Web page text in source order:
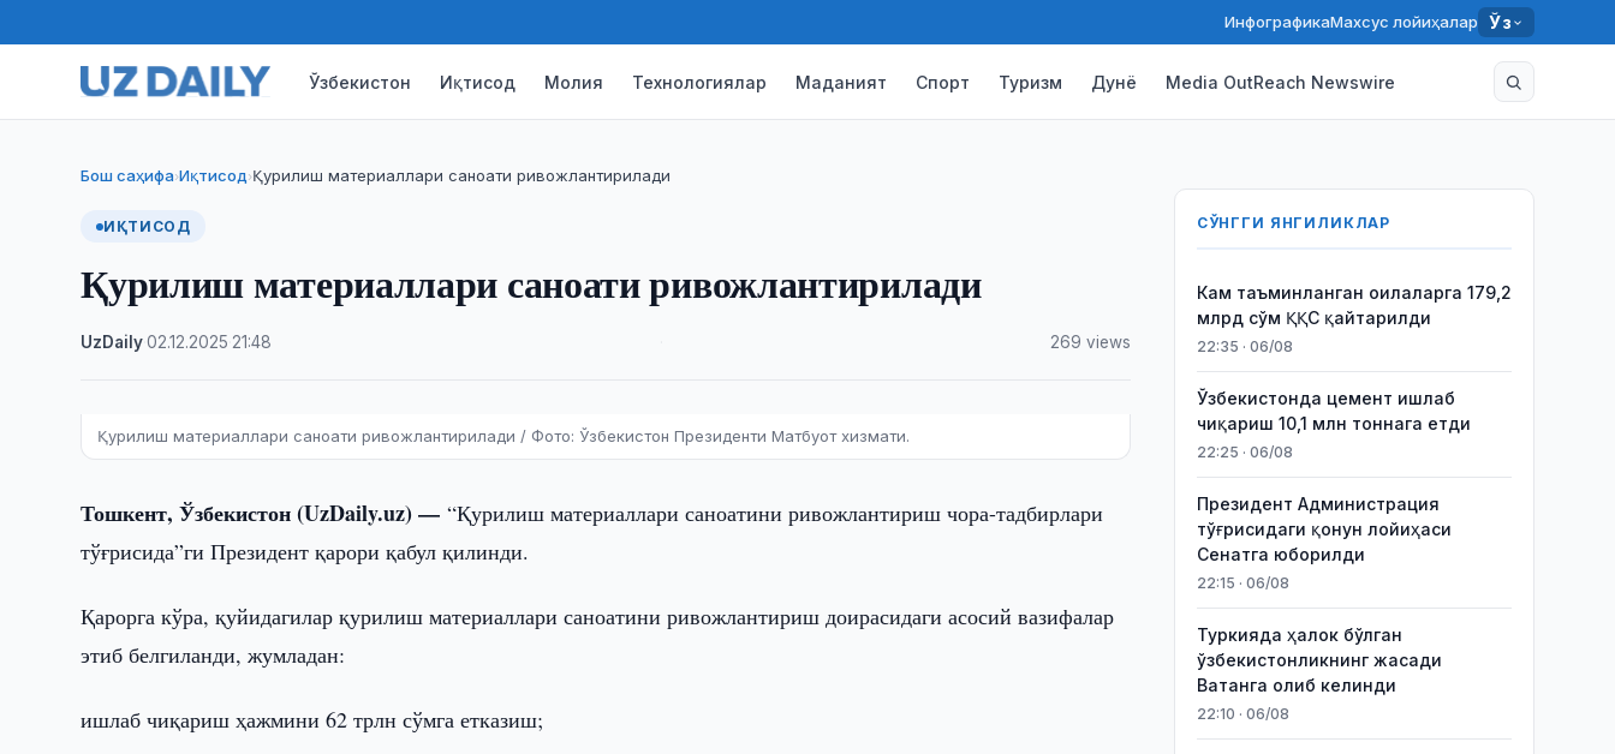
ИнфографикаМахсус лойиҳалар Ўз
Ўзбекистон Иқтисод Молия Технологиялар Маданият Спорт Туризм Дунё Media OutReach Newswire
Бош саҳифа›Иқтисод›Қурилиш материаллари саноати ривожлантирилади
ИҚТИСОД
Қурилиш материаллари саноати ривожлантирилади
UzDaily·02.12.2025 21:48 269 views
Қурилиш материаллари саноати ривожлантирилади / Фото: Ўзбекистон Президенти Матбуот хизмати.
Тошкент, Ўзбекистон (UzDaily.uz) —“Қурилиш материаллари саноатини ривожлантириш чора-тадбирлари
тўғрисида”ги Президент қарори қабул қилинди.
Қарорга кўра, қуйидагилар қурилиш материаллари саноатини ривожлантириш доирасидаги асосий вазифалар
этиб белгиланди, жумладан:
ишлаб чиқариш ҳажмини 62 трлн сўмга етказиш;
СЎНГГИ ЯНГИЛИКЛАР
Кам таъминланган оилаларга 179,2
млрд сўм ҚҚС қайтарилди
22:35 · 06/08
Ўзбекистонда цемент ишлаб
чиқариш 10,1 млн тоннага етди
22:25 · 06/08
Президент Администрация
тўғрисидаги қонун лойиҳаси
Сенатга юборилди
22:15 · 06/08
Туркияда ҳалок бўлган
ўзбекистонликнинг жасади
Ватанга олиб келинди
22:10 · 06/08